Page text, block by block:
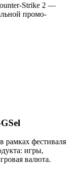
Strike 2 —
промо-
рамках фестиваля
игры,
валюта.